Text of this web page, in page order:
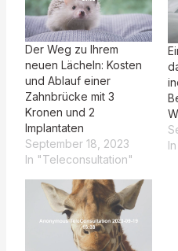
Der Weg zu Ihrem
neuen Lächeln: Kosten
und Ablauf einer
Zahnbrücke mit 3
Kronen und 2
Implantaten
September 18, 2023
In "Teleconsultation"